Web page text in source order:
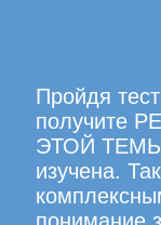
Пройдя
получите
ЭТОЙ ТЕМЫ,
изучена.